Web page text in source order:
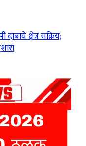
क्षेत्र सक्रिय;